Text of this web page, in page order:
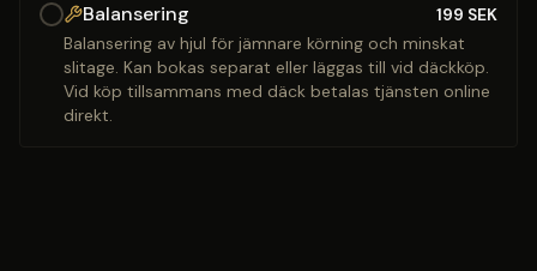
Balansering 199 SEK
Balansering av hjul för jämnare körning och minskat
slitage. Kan bokas separat eller läggas till vid däckköp.
Vid köp tillsammans med däck betalas tjänsten online
direkt.